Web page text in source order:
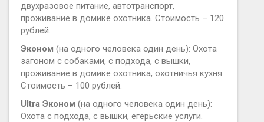
двухразовое питание, автотранспорт,
проживание в домике охотника. Стоимость – 120
рублей.
Эконом (на одного человека один день): Охота
загоном с собаками, с подхода, с вышки,
проживание в домике охотника, охотничья кухня.
Стоимость – 100 рублей.
Ultra Эконом (на одного человека один день):
Охота с подхода, с вышки, егерьские услуги.